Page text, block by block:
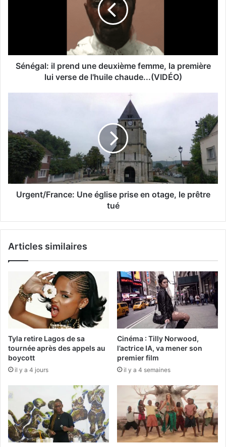
Sénégal: il prend une deuxième femme, la première
lui verse de l'huile chaude...(VIDÉO)
Urgent/France: Une église prise en otage, le prêtre
tué
Articles similaires
Tyla retire Lagos de sa
tournée après des appels au
boycott
il y a 4 jours
Cinéma : Tilly Norwood,
l’actrice IA, va mener son
premier film
il y a 4 semaines